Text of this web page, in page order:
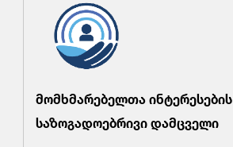
მომხმარებელთა ინტერესების
საზოგადოებრივი დამცველი